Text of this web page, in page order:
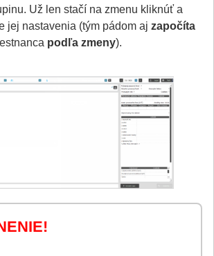
Už len stačí na zmenu kliknúť a
jej nastavenia (tým pádom aj započíta
podľa zmeny).